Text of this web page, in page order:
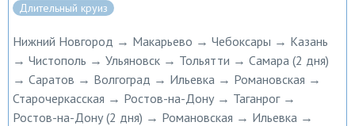
Длительный круиз
Нижний Новгород → Макарьево → Чебоксары → Казань
→ Чистополь → Ульяновск → Тольятти → Самара (2 дня)
→ Саратов → Волгоград → Ильевка → Романовская →
Старочеркасская → Ростов-на-Дону → Таганрог →
Ростов-на-Дону (2 дня) → Романовская → Ильевка →